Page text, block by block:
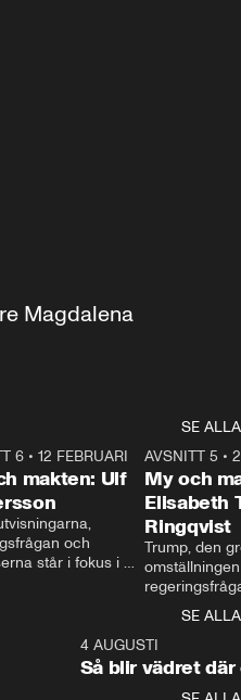
Magdalena
SE ALLA
27:30
6 •12 FEBRUARI
makten: Ulf
och
står i fokus i
ställer
Ulf Kristersson
AVSNITT 5 •
My och
Elisabeth
Ringqvist
Trump, den
centrum i
avsnittet av
Makten”. Se
Aftonbladets
SE ALLA
4 AUGUSTI
Så blir vädret där